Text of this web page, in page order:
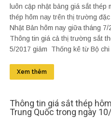
luôn cập nhật bảng giá sắt
thép hôm nay trên thị trường
Nhật Bản hôm nay giữa tháng
Thông tin giá cả thị trường sắt
5/2017 giảm Thống kê từ Bộ
Xem thêm
Thông tin giá sắt thép
Trung Quốc trong ngày